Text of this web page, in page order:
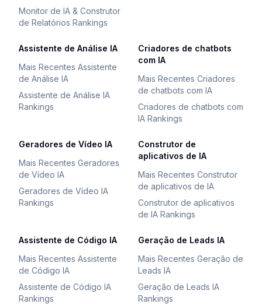
Monitor de IA & Construtor
de Relatórios Rankings
Assistente de Análise IA
Mais Recentes Assistente
de Análise IA
Assistente de Análise IA
Rankings
Criadores de chatbots
com IA
Mais Recentes Criadores
de chatbots com IA
Criadores de chatbots com
IA Rankings
Geradores de Vídeo IA
Mais Recentes Geradores
de Vídeo IA
Geradores de Vídeo IA
Rankings
Construtor de
aplicativos de IA
Mais Recentes Construtor
de aplicativos de IA
Construtor de aplicativos
de IA Rankings
Assistente de Código IA
Mais Recentes Assistente
de Código IA
Assistente de Código IA
Rankings
Geração de Leads IA
Mais Recentes Geração de
Leads IA
Geração de Leads IA
Rankings